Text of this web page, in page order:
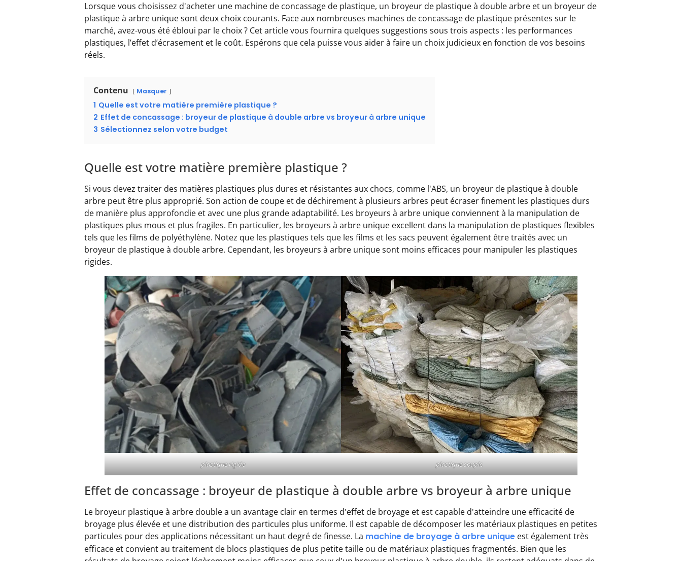
Lorsque vous choisissez d'acheter une machine de concassage de plastique, un broyeur de plastique à double arbre et un broyeur de
plastique à arbre unique sont deux choix courants. Face aux nombreuses machines de concassage de plastique présentes sur le
marché, avez-vous été ébloui par le choix ? Cet article vous fournira quelques suggestions sous trois aspects : les performances
plastiques, l’effet d’écrasement et le coût. Espérons que cela puisse vous aider à faire un choix judicieux en fonction de vos besoins
réels.
Contenu Masquer
1 Quelle est votre matière première plastique ?
2 Effet de concassage : broyeur de plastique à double arbre vs broyeur à arbre unique
3 Sélectionnez selon votre budget
Quelle est votre matière première plastique ?
Si vous devez traiter des matières plastiques plus dures et résistantes aux chocs, comme l'ABS, un broyeur de plastique à double
arbre peut être plus approprié. Son action de coupe et de déchirement à plusieurs arbres peut écraser finement les plastiques durs
de manière plus approfondie et avec une plus grande adaptabilité. Les broyeurs à arbre unique conviennent à la manipulation de
plastiques plus mous et plus fragiles. En particulier, les broyeurs à arbre unique excellent dans la manipulation de plastiques flexibles
tels que les films de polyéthylène. Notez que les plastiques tels que les films et les sacs peuvent également être traités avec un
broyeur de plastique à double arbre. Cependant, les broyeurs à arbre unique sont moins efficaces pour manipuler les plastiques
rigides.
plastique rigide plastique souple
Effet de concassage : broyeur de plastique à double arbre vs broyeur à arbre unique
Le broyeur plastique à arbre double a un avantage clair en termes d'effet de broyage et est capable d'atteindre une efficacité de
broyage plus élevée et une distribution des particules plus uniforme. Il est capable de décomposer les matériaux plastiques en petites
particules pour des applications nécessitant un haut degré de finesse. La machine de broyage à arbre unique est également très
efficace et convient au traitement de blocs plastiques de plus petite taille ou de matériaux plastiques fragmentés. Bien que les